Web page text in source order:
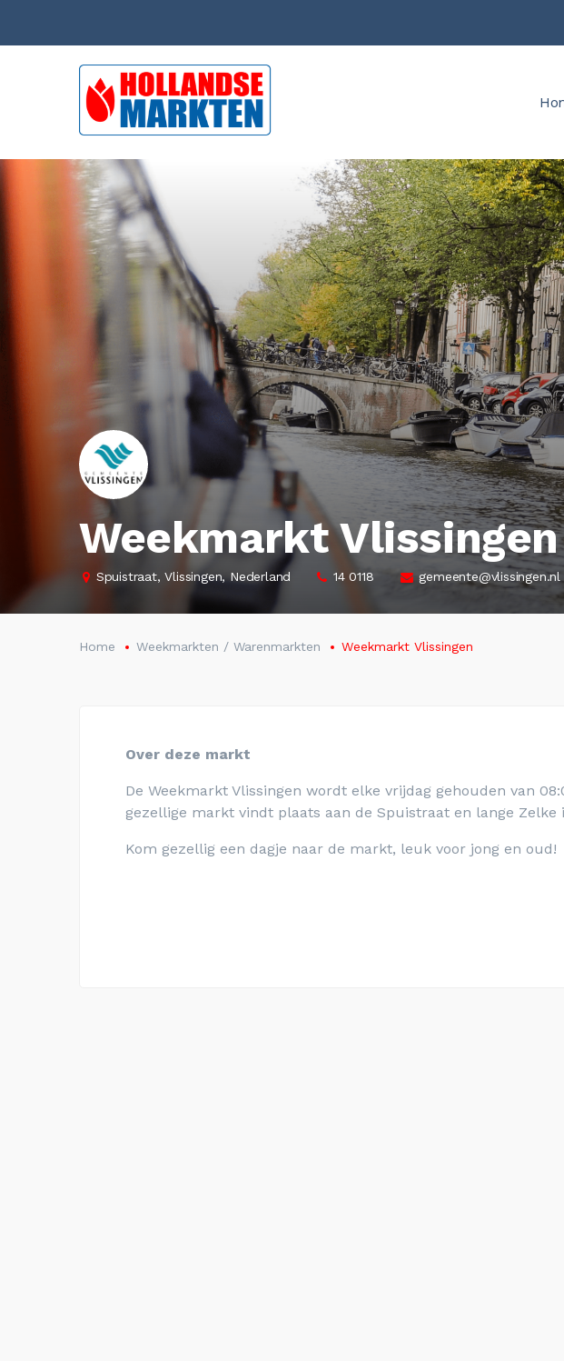
Weekmarkt Vlissingen
Spuistraat, Vlissingen, Nederland 14 0118 gemeente@vlissingen.nl
Home Weekmarkten / Warenmarkten Weekmarkt Vlissingen
Over deze markt
De Weekmarkt Vlissingen wordt elke vrijdag gehouden van
gezellige markt vindt plaats aan de Spuistraat en lange Zelke
Kom gezellig een dagje naar de markt, leuk voor jong en oud!